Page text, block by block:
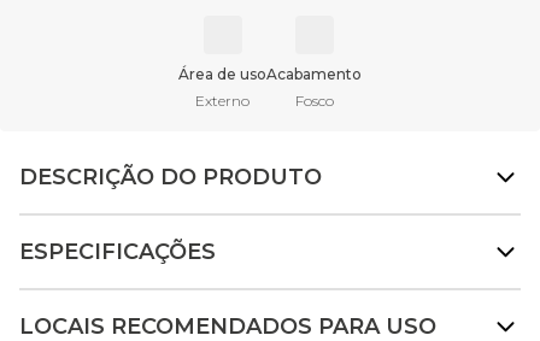
Área de uso
Externo
Acabamento
Fosco
DESCRIÇÃO DO PRODUTO
ESPECIFICAÇÕES
LOCAIS RECOMENDADOS PARA USO